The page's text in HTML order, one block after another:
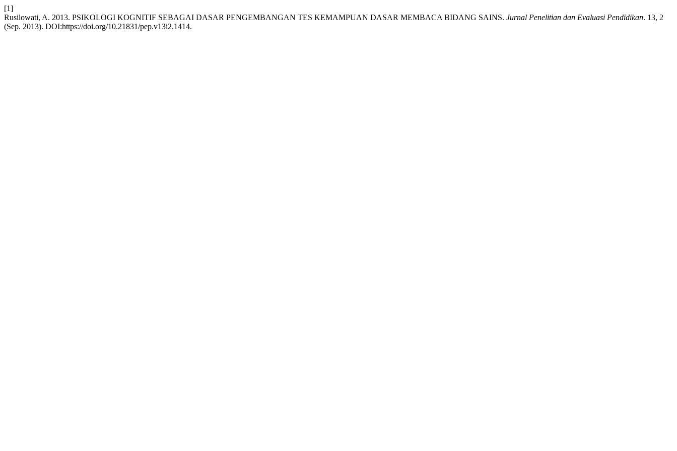
[1]
Rusilowati, A. 2013. PSIKOLOGI KOGNITIF SEBAGAI DASAR PENGEMBANGAN TES KEMAMPUAN DASAR MEMBACA BIDANG SAINS. Jurnal Penelitian dan Evaluasi Pendidikan. 13, 2
(Sep. 2013). DOI:https://doi.org/10.21831/pep.v13i2.1414.